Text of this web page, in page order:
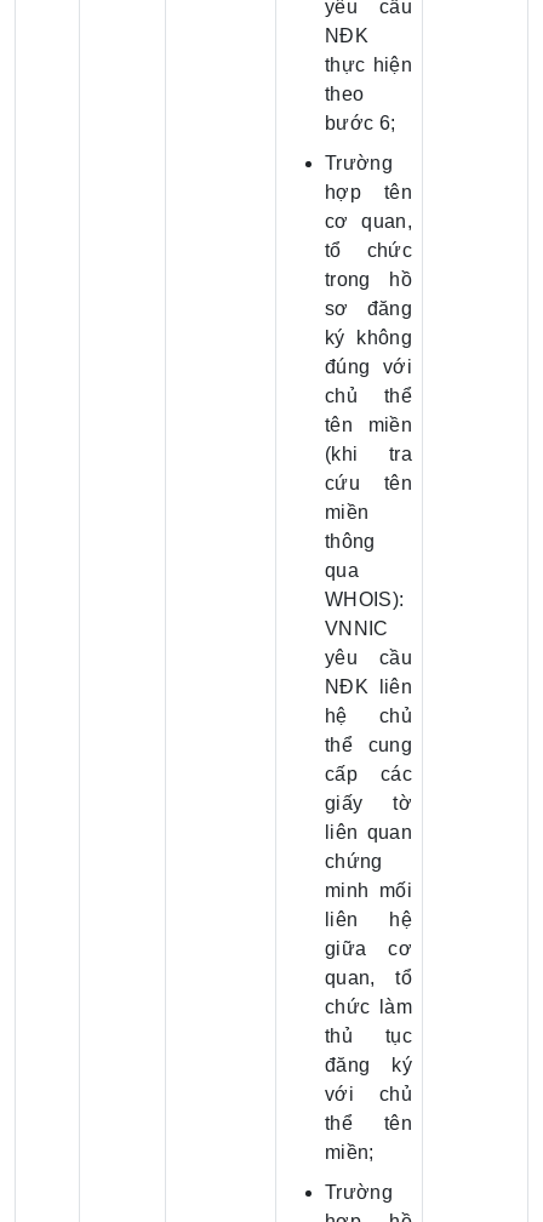
yêu cầu
NĐK
thực hiện
theo
bước 6;
Trường
hợp tên
cơ quan,
tổ chức
trong hồ
sơ đăng
ký không
đúng với
chủ thể
tên miền
(khi tra
cứu tên
miền
thông
qua
WHOIS):
VNNIC
yêu cầu
NĐK liên
hệ chủ
thể cung
cấp các
giấy tờ
liên quan
chứng
minh mối
liên hệ
giữa cơ
quan, tổ
chức làm
thủ tục
đăng ký
với chủ
thể tên
miền;
Trường